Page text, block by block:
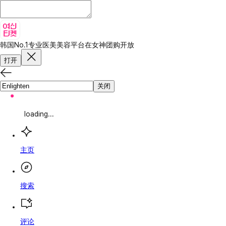
韩国No.1专业医美美容平台在女神团购开放
打开
关闭
loading...
主页
搜索
评论